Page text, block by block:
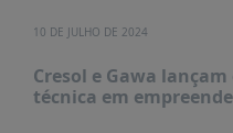
10 DE JULHO DE 2024
Cresol e Gawa
técnica em